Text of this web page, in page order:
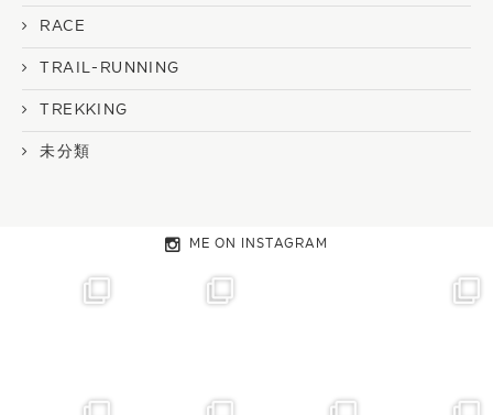
RACE
TRAIL-RUNNING
TREKKING
未分類
ME ON INSTAGRAM